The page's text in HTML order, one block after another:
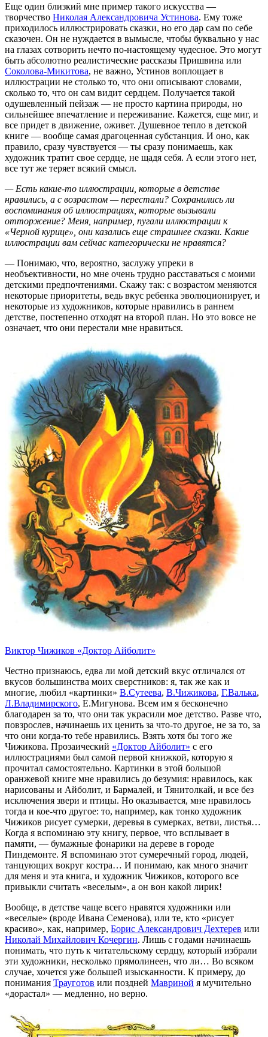
Еще один близкий мне пример такого искусства —
творчество Николая Александровича Устинова. Ему тоже
приходилось иллюстрировать сказки, но его дар сам по себе
сказочен. Он не нуждается в вымысле, чтобы буквально у нас
на глазах сотворить нечто по-настоящему чудесное. Это могут
быть абсолютно реалистические рассказы Пришвина или
Соколова-Микитова, не важно, Устинов воплощает в
иллюстрации не столько то, что они описывают словами,
сколько то, что он сам видит сердцем. Получается такой
одушевленный пейзаж — не просто картина природы, но
сильнейшее впечатление и переживание. Кажется, еще миг, и
все придет в движение, оживет. Душевное тепло в детской
книге — вообще самая драгоценная субстанция. И оно, как
правило, сразу чувствуется — ты сразу понимаешь, как
художник тратит свое сердце, не щадя себя. А если этого нет,
все тут же теряет всякий смысл.
— Есть какие-то иллюстрации, которые в детстве
нравились, а с возрастом — перестали? Сохранились ли
воспоминания об иллюстрациях, которые вызывали
отторжение? Меня, например, пугали иллюстрации к
«Черной курице», они казались еще страшнее сказки. Какие
иллюстрации вам сейчас категорически не нравятся?
— Понимаю, что, вероятно, заслужу упреки в
необъективности, но мне очень трудно расставаться с моими
детскими предпочтениями. Скажу так: с возрастом меняются
некоторые приоритеты, ведь вкус ребенка эволюционирует, и
некоторые из художников, которые нравились в раннем
детстве, постепенно отходят на второй план. Но это вовсе не
означает, что они перестали мне нравиться.
Виктор Чижиков «Доктор Айболит»
Честно признаюсь, едва ли мой детский вкус отличался от
вкусов большинства моих сверстников: я, так же как и
многие, любил «картинки» В.Сутеева, В.Чижикова, Г.Валька,
Л.Владимирского, Е.Мигунова. Всем им я бесконечно
благодарен за то, что они так украсили мое детство. Разве что,
повзрослев, начинаешь их ценить за что-то другое, не за то, за
что они когда-то тебе нравились. Взять хотя бы того же
Чижикова. Прозаический «Доктор Айболит» с его
иллюстрациями был самой первой книжкой, которую я
прочитал самостоятельно. Картинки в этой большой
оранжевой книге мне нравились до безумия: нравилось, как
нарисованы и Айболит, и Бармалей, и Тянитолкай, и все без
исключения звери и птицы. Но оказывается, мне нравилось
тогда и кое-что другое: то, например, как тонко художник
Чижиков рисует сумерки, деревья в сумерках, ветви, листья…
Когда я вспоминаю эту книгу, первое, что всплывает в
памяти, — бумажные фонарики на дереве в городе
Пиндемонте. Я вспоминаю этот сумеречный город, людей,
танцующих вокруг костра… И понимаю, как много значит
для меня и эта книга, и художник Чижиков, которого все
привыкли считать «веселым», а он вон какой лирик!
Вообще, в детстве чаще всего нравятся художники или
«веселые» (вроде Ивана Семенова), или те, кто «рисует
красиво», как, например, Борис Александрович Дехтерев или
Николай Михайлович Кочергин. Лишь с годами начинаешь
понимать, что путь к читательскому сердцу, который избрали
эти художники, несколько прямолинеен, что ли… Во всяком
случае, хочется уже большей изысканности. К примеру, до
понимания Трауготов или поздней Мавриной я мучительно
«дорастал» — медленно, но верно.